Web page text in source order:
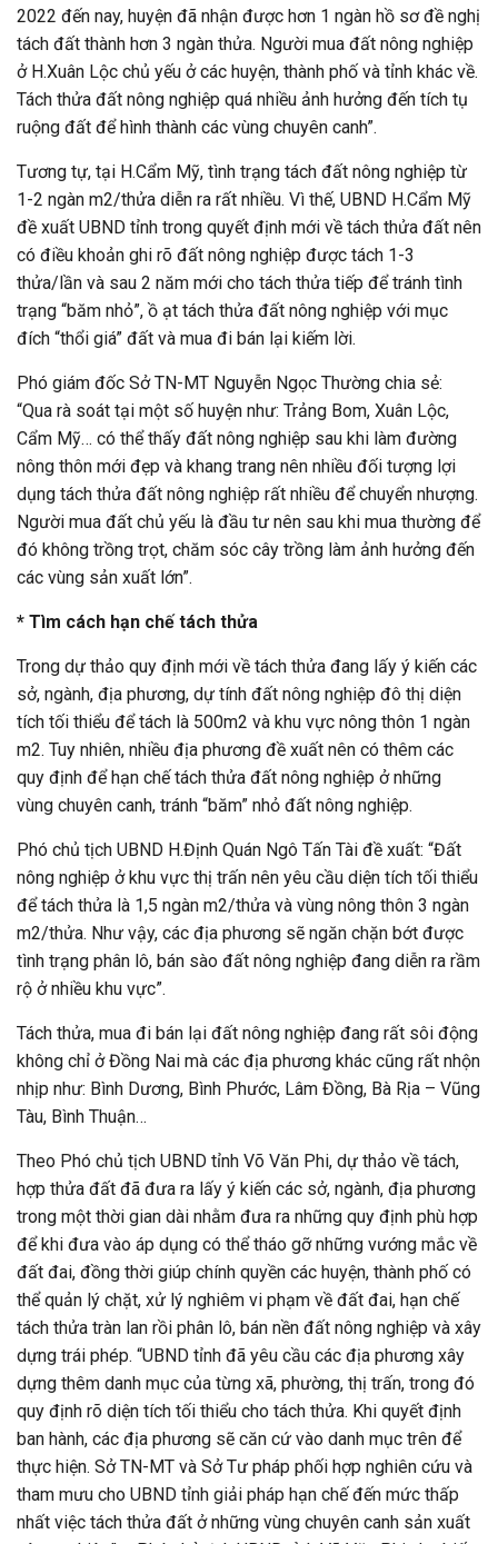
2022 đến nay, huyện đã nhận được hơn 1 ngàn hồ sơ đề nghị
tách đất thành hơn 3 ngàn thửa. Người mua đất nông nghiệp
ở H.Xuân Lộc chủ yếu ở các huyện, thành phố và tỉnh khác về.
Tách thửa đất nông nghiệp quá nhiều ảnh hưởng đến tích tụ
ruộng đất để hình thành các vùng chuyên canh”.
Tương tự, tại H.Cẩm Mỹ, tình trạng tách đất nông nghiệp từ
1-2 ngàn m2/thửa diễn ra rất nhiều. Vì thế, UBND H.Cẩm Mỹ
đề xuất UBND tỉnh trong quyết định mới về tách thửa đất nên
có điều khoản ghi rõ đất nông nghiệp được tách 1-3
thửa/lần và sau 2 năm mới cho tách thửa tiếp để tránh tình
trạng “băm nhỏ”, ồ ạt tách thửa đất nông nghiệp với mục
đích “thổi giá” đất và mua đi bán lại kiếm lời.
Phó giám đốc Sở TN-MT Nguyễn Ngọc Thường chia sẻ:
“Qua rà soát tại một số huyện như: Trảng Bom, Xuân Lộc,
Cẩm Mỹ… có thể thấy đất nông nghiệp sau khi làm đường
nông thôn mới đẹp và khang trang nên nhiều đối tượng lợi
dụng tách thửa đất nông nghiệp rất nhiều để chuyển nhượng.
Người mua đất chủ yếu là đầu tư nên sau khi mua thường để
đó không trồng trọt, chăm sóc cây trồng làm ảnh hưởng đến
các vùng sản xuất lớn”.
* Tìm cách hạn chế tách thửa
Trong dự thảo quy định mới về tách thửa đang lấy ý kiến các
sở, ngành, địa phương, dự tính đất nông nghiệp đô thị diện
tích tối thiểu để tách là 500m2 và khu vực nông thôn 1 ngàn
m2. Tuy nhiên, nhiều địa phương đề xuất nên có thêm các
quy định để hạn chế tách thửa đất nông nghiệp ở những
vùng chuyên canh, tránh “băm” nhỏ đất nông nghiệp.
Phó chủ tịch UBND H.Định Quán Ngô Tấn Tài đề xuất: “Đất
nông nghiệp ở khu vực thị trấn nên yêu cầu diện tích tối thiểu
để tách thửa là 1,5 ngàn m2/thửa và vùng nông thôn 3 ngàn
m2/thửa. Như vậy, các địa phương sẽ ngăn chặn bớt được
tình trạng phân lô, bán sào đất nông nghiệp đang diễn ra rầm
rộ ở nhiều khu vực”.
Tách thửa, mua đi bán lại đất nông nghiệp đang rất sôi động
không chỉ ở Đồng Nai mà các địa phương khác cũng rất nhộn
nhịp như: Bình Dương, Bình Phước, Lâm Đồng, Bà Rịa – Vũng
Tàu, Bình Thuận…
Theo Phó chủ tịch UBND tỉnh Võ Văn Phi, dự thảo về tách,
hợp thửa đất đã đưa ra lấy ý kiến các sở, ngành, địa phương
trong một thời gian dài nhằm đưa ra những quy định phù hợp
để khi đưa vào áp dụng có thể tháo gỡ những vướng mắc về
đất đai, đồng thời giúp chính quyền các huyện, thành phố có
thể quản lý chặt, xử lý nghiêm vi phạm về đất đai, hạn chế
tách thửa tràn lan rồi phân lô, bán nền đất nông nghiệp và xây
dựng trái phép. “UBND tỉnh đã yêu cầu các địa phương xây
dựng thêm danh mục của từng xã, phường, thị trấn, trong đó
quy định rõ diện tích tối thiểu cho tách thửa. Khi quyết định
ban hành, các địa phương sẽ căn cứ vào danh mục trên để
thực hiện. Sở TN-MT và Sở Tư pháp phối hợp nghiên cứu và
tham mưu cho UBND tỉnh giải pháp hạn chế đến mức thấp
nhất việc tách thửa đất ở những vùng chuyên canh sản xuất